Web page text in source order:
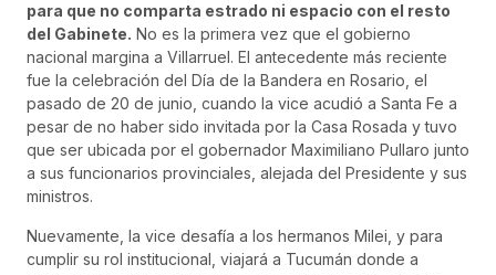
para que no comparta estrado ni espacio con el resto
del Gabinete. No es la primera vez que el gobierno
nacional margina a Villarruel. El antecedente más reciente
fue la celebración del Día de la Bandera en Rosario, el
pasado de 20 de junio, cuando la vice acudió a Santa Fe a
pesar de no haber sido invitada por la Casa Rosada y tuvo
que ser ubicada por el gobernador Maximiliano Pullaro junto
a sus funcionarios provinciales, alejada del Presidente y sus
ministros.
Nuevamente, la vice desafía a los hermanos Milei, y para
cumplir su rol institucional, viajará a Tucumán donde a